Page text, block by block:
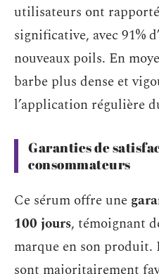
utilisateurs ont
significative, avec 91%
nouveaux poils. En
barbe plus dense et
l’application régulière
Garanties de
consommateurs
Ce sérum offre une
100 jours, témoignant
marque en son produit.
sont majoritairement